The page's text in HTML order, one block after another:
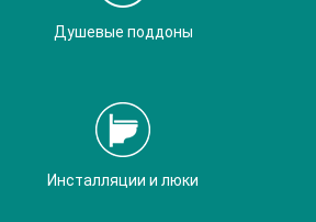
Душевые поддоны
Инсталляции и люки